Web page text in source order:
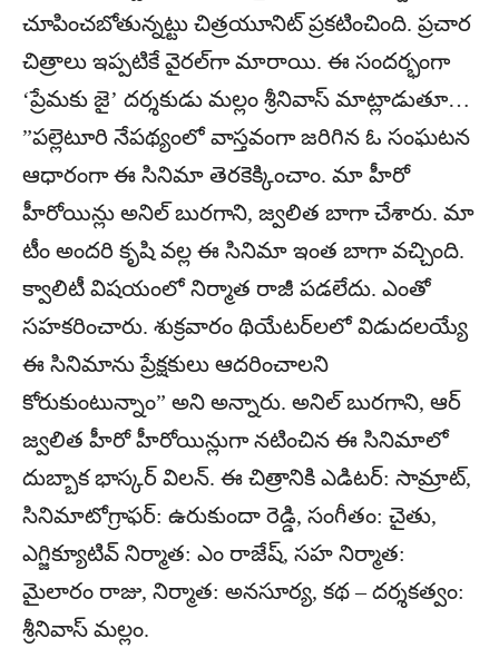
చూపించ‌బోతున్న‌ట్టు చిత్ర‌యూనిట్ ప్ర‌క‌టించింది. ప్ర‌చార
చిత్రాలు ఇప్ప‌టికే వైర‌ల్‌గా మారాయి. ఈ సంద‌ర్భంగా
‘ప్రేమకు జై’ దర్శకుడు మల్లం శ్రీనివాస్ మాట్లాడుతూ…
”పల్లెటూరి నేపథ్యంలో వాస్తవంగా జరిగిన ఓ సంఘటన
ఆధారంగా ఈ సినిమా తెరకెక్కించాం. మా హీరో
హీరోయిన్లు అనిల్ బురగాని, జ్వలిత బాగా చేశారు. మా
టీం అందరి కృషి వల్ల ఈ సినిమా ఇంత బాగా వచ్చింది.
క్వాలిటీ విషయంలో నిర్మాత రాజీ పడలేదు. ఎంతో
సహకరించారు. శుక్ర‌వారం థియేట‌ర్‌ల‌లో విడుద‌ల‌య్యే
ఈ సినిమాను ప్రేక్షకులు ఆదరించాలని
కోరుకుంటున్నాం” అని అన్నారు. అనిల్ బురగాని, ఆర్
జ్వలిత హీరో హీరోయిన్లుగా నటించిన ఈ సినిమాలో
దుబ్బాక భాస్కర్ విలన్. ఈ చిత్రానికి ఎడిటర్: సామ్రాట్,
సినిమాటోగ్రాఫర్: ఉరుకుందా రెడ్డి, సంగీతం: చైతు,
ఎగ్జిక్యూటివ్ నిర్మాత: ఎం రాజేష్, సహ నిర్మాత:
మైలారం రాజు, నిర్మాత: అనసూర్య, కథ – దర్శకత్వం:
శ్రీనివాస్ మల్లం.